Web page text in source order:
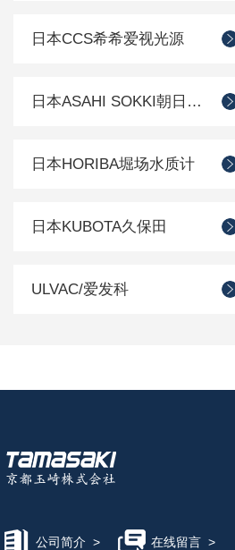
日本CCS希希爱视光源
日本ASAHI SOKKI朝日测器
日本HORIBA堀场水质计
日本KUBOTA久保田
ULVAC/爱发科
公司简介 > 在线留言>